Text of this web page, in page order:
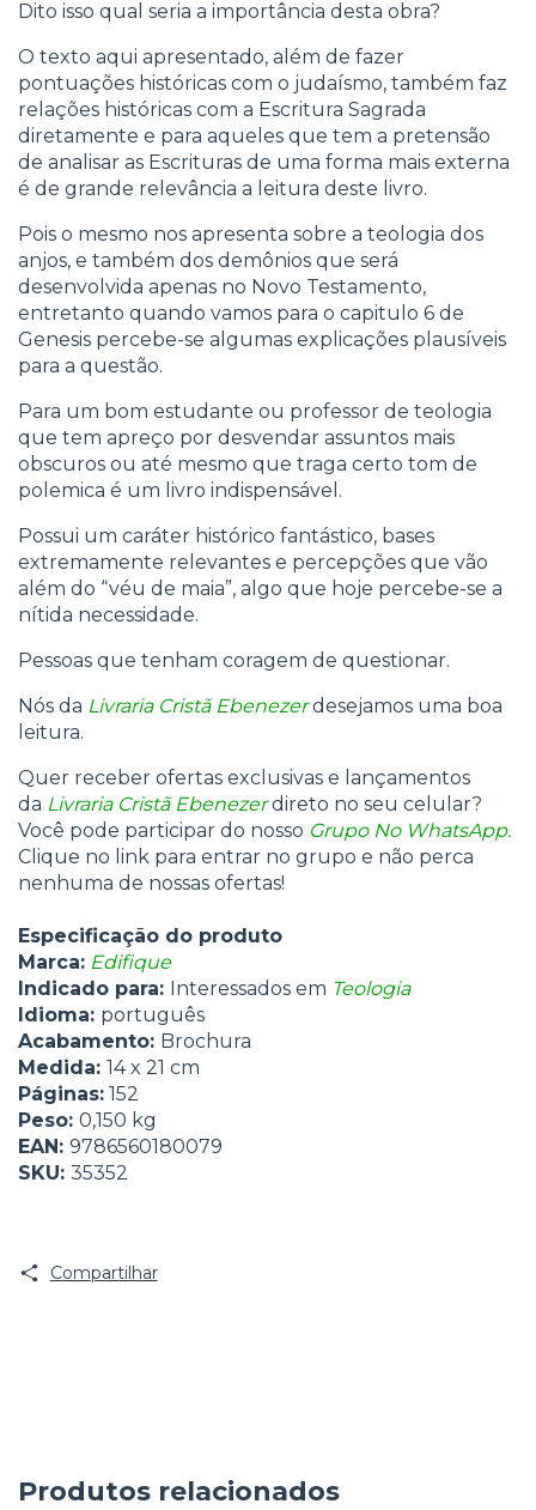
Dito isso qual seria a importância desta obra?
O texto aqui apresentado, além de fazer
pontuações históricas com o judaísmo, também faz
relações históricas com a Escritura Sagrada
diretamente e para aqueles que tem a pretensão
de analisar as Escrituras de uma forma mais externa
é de grande relevância a leitura deste livro.
Pois o mesmo nos apresenta sobre a teologia dos
anjos, e também dos demônios que será
desenvolvida apenas no Novo Testamento,
entretanto quando vamos para o capitulo 6 de
Genesis percebe-se algumas explicações plausíveis
para a questão.
Para um bom estudante ou professor de teologia
que tem apreço por desvendar assuntos mais
obscuros ou até mesmo que traga certo tom de
polemica é um livro indispensável.
Possui um caráter histórico fantástico, bases
extremamente relevantes e percepções que vão
além do “véu de maia”, algo que hoje percebe-se a
nítida necessidade.
Pessoas que tenham coragem de questionar.
Nós da Livraria Cristã Ebenezerdesejamos uma boa
leitura.
Quer receber ofertas exclusivas e lançamentos
da Livraria Cristã Ebenezerdireto no seu celular?
Você pode participar do nosso Grupo No WhatsApp.
Clique no link para entrar no grupo e não perca
nenhuma de nossas ofertas!
Especificação do produto
Marca: Edifique
Indicado para: Interessados em Teologia
Idioma: português
Acabamento: Brochura
Medida: 14 x 21 cm
Páginas: 152
Peso: 0,150 kg
EAN: 9786560180079
SKU: 35352
Compartilhar
Produtos relacionados